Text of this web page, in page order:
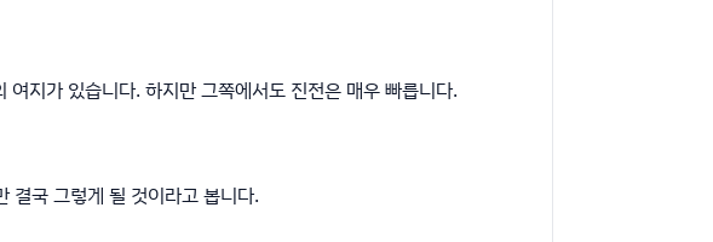
지가 있습니다. 하지만 그쪽에서도 진전은 매우 빠릅니다.
결국 그렇게 될 것이라고 봅니다.